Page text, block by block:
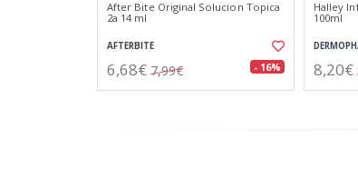
After Bite Original Solucion Topica
2a 14 ml
AFTERBITE
6,68€ 7,99€ - 16%
Halley
100ml
8,20€